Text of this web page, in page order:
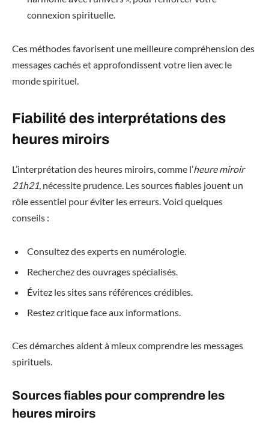
connexion spirituelle.
Ces méthodes favorisent une meilleure compréhension des
messages cachés et approfondissent votre lien avec le
monde spirituel.
Fiabilité des interprétations des
heures miroirs
L’interprétation des heures miroirs, comme l’heure miroir
21h21, nécessite prudence. Les sources fiables jouent un
rôle essentiel pour éviter les erreurs. Voici quelques
conseils :
Consultez des experts en numérologie.
Recherchez des ouvrages spécialisés.
Évitez les sites sans références crédibles.
Restez critique face aux informations.
Ces démarches aident à mieux comprendre les messages
spirituels.
Sources fiables pour comprendre les
heures miroirs